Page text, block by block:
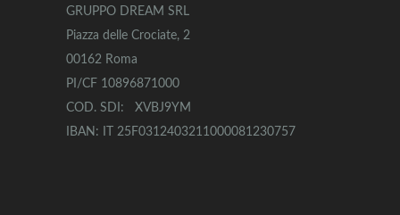
GRUPPO DREAM SRL
Piazza delle Crociate, 2
00162 Roma
PI/CF 10896871000
COD. SDI: XVBJ9YM
IBAN: IT 25F0312403211000081230757